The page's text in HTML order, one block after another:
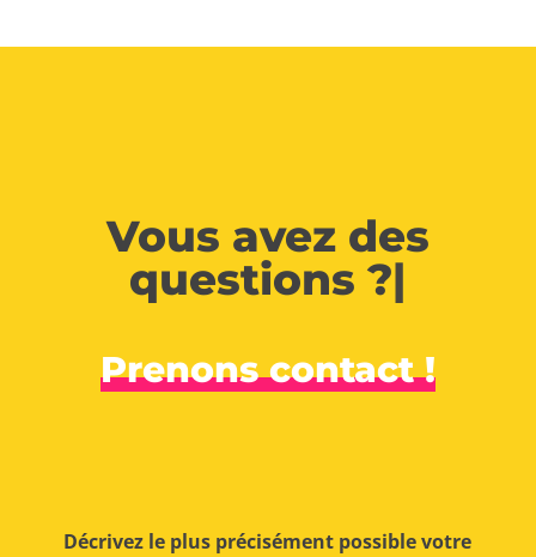
Vous avez des
questions ?|
Prenons contact !
Décrivez le plus précisément possible votre